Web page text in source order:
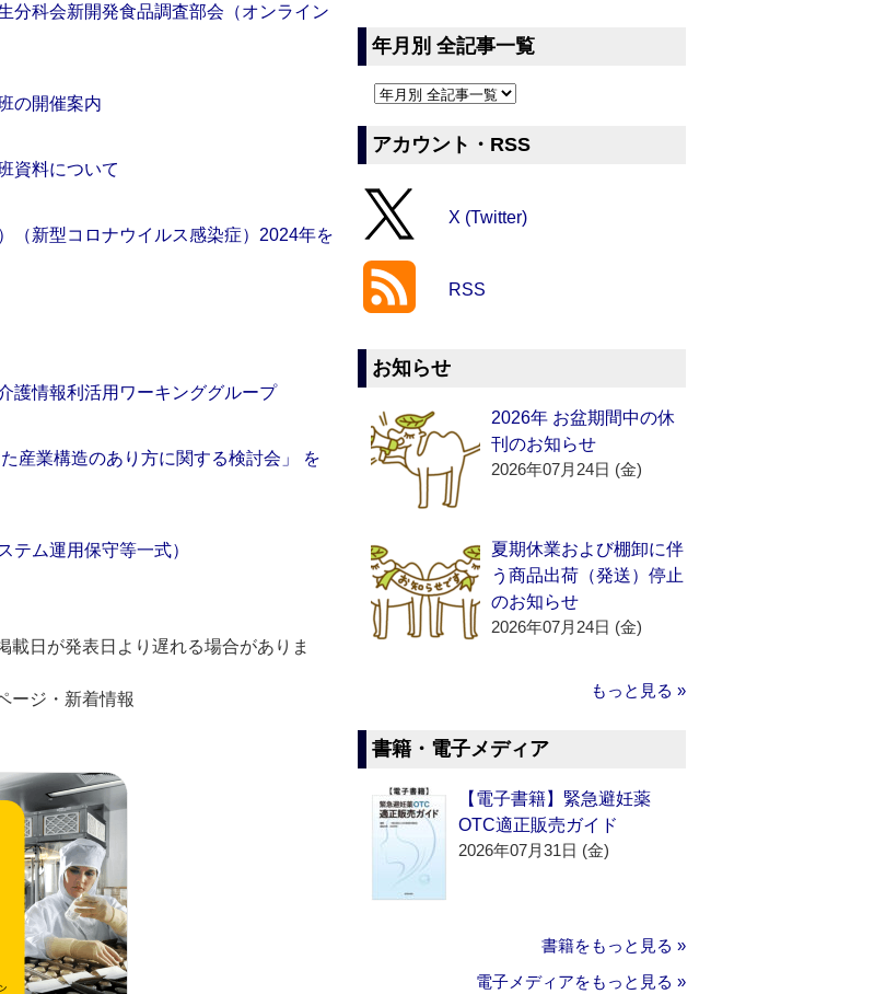
分科会新開発食品調査部会（オンライン
の開催案内
資料について
（新型コロナウイルス感染症）2024年を
情報利活用ワーキンググループ
産業構造のあり方に関する検討会」 を
テム運用保守等一式）
載日が発表日より遅れる場合がありま
ージ・新着情報
年月別 全記事一覧
アカウント・RSS
X (Twitter)
RSS
お知らせ
2026年 お盆期間中の休
刊のお知らせ
2026年07月24日 (金)
夏期休業および棚卸に伴
う商品出荷（発送）停止
のお知らせ
2026年07月24日 (金)
もっと見る »
書籍・電子メディア
【電子書籍】緊急避妊薬
OTC適正販売ガイド
2026年07月31日 (金)
書籍をもっと見る »
電子メディアをもっと見る »